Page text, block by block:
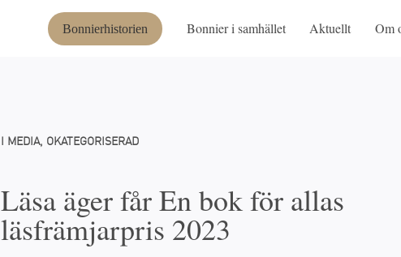
Bonnierhistorien Bonnier i samhället Aktuellt Om
I MEDIA, OKATEGORISERAD
Läsa äger får En bok för allas
läsfrämjarpris 2023